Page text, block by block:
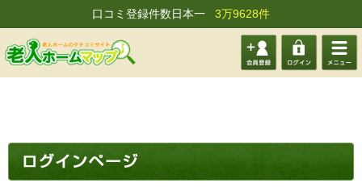
口コミ登録件数日本一 3万9628件
会員登 ログイ メニュ